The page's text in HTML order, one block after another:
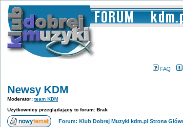
FAQ
Newsy KDM
Moderator: team KDM
Użytkownicy przeglądający to forum: Brak
Forum: Klub Dobrej Muzyki kdm.pl Strona